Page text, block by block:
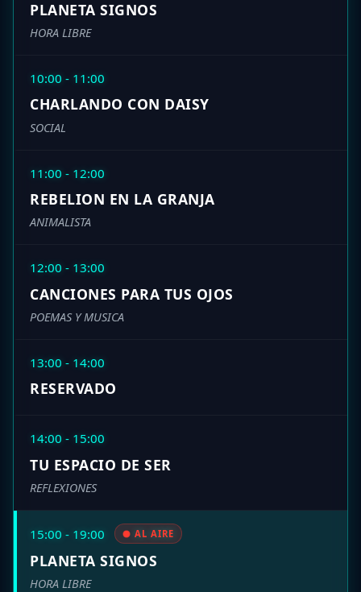
PLANETA SIGNOS
HORA LIBRE
10:00 - 11:00
CHARLANDO CON DAISY
SOCIAL
11:00 - 12:00
REBELION EN LA GRANJA
ANIMALISTA
12:00 - 13:00
CANCIONES PARA TUS OJOS
POEMAS Y MUSICA
13:00 - 14:00
RESERVADO
14:00 - 15:00
TU ESPACIO DE SER
REFLEXIONES
15:00 - 19:00 AL AIRE
PLANETA SIGNOS
HORA LIBRE